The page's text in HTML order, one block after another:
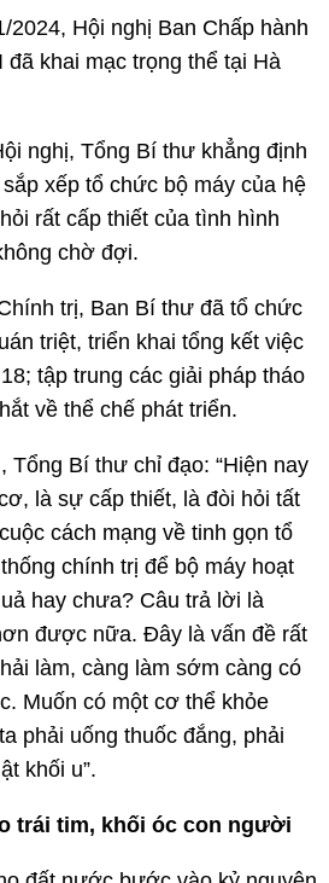
2024, Hội nghị Ban Chấp hành
khai mạc trọng thể tại Hà
nghị, Tổng Bí thư khẳng định
xếp tổ chức bộ máy của hệ
rất cấp thiết của tình hình
chờ đợi.
trị, Ban Bí thư đã tổ chức
triệt, triển khai tổng kết việc
tập trung các giải pháp tháo
về thể chế phát triển.
Tổng Bí thư chỉ đạo: “Hiện nay
là sự cấp thiết, là đòi hỏi tất
cách mạng về tinh gọn tổ
chính trị để bộ máy hoạt
hay chưa? Câu trả lời là
được nữa. Đây là vấn đề rất
làm, càng làm sớm càng có
Muốn có một cơ thể khỏe
phải uống thuốc đắng, phải
khối u”.
trái tim, khối óc con người